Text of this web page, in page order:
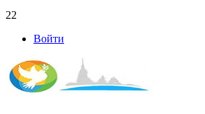
22
Войти